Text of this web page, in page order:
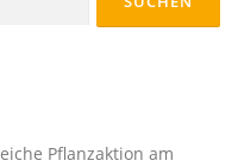
Pflanzaktion am